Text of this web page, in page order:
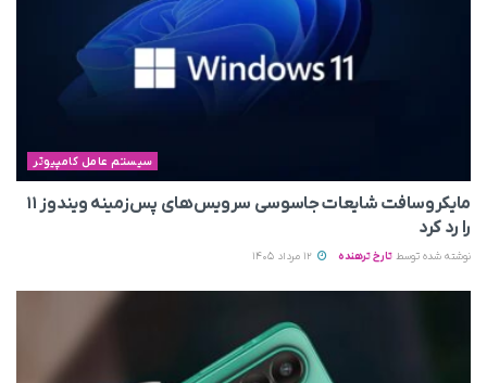
سیستم عامل کامپیوتر
مایکروسافت شایعات جاسوسی سرویس‌های پس‌زمینه ویندوز ۱۱
را رد کرد
نوشته شده توسط تارخ ترهنده